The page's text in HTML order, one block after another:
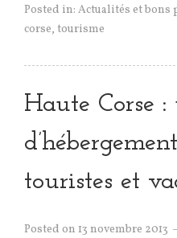
Posted in: Actualités et bons
corse, tourisme
Haute Corse
touristes et
Posted on 13 novembre 2013